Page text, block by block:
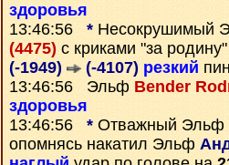
здоровья
13:46:56 * Несокрушимый
(4475) с криками "за
(-1949)
(-4107) резкий
13:46:56 Эльф Bender
здоровья
13:46:56 * Отважный Эльф
опомнясь накатил Эльф